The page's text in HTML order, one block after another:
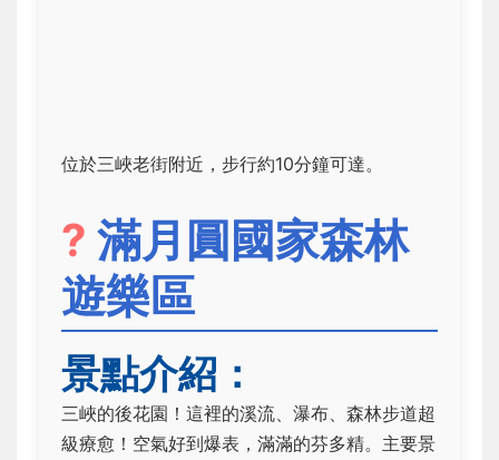
位於三峽老街附近，步行約10分鐘可達。
? 滿月圓國家森林
遊樂區
景點介紹：
三峽的後花園！這裡的溪流、瀑布、森林步道超
級療愈！空氣好到爆表，滿滿的芬多精。主要景